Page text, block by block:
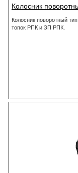
Колосник
Колосник поворотный
топок РПК и ЗП РПК.